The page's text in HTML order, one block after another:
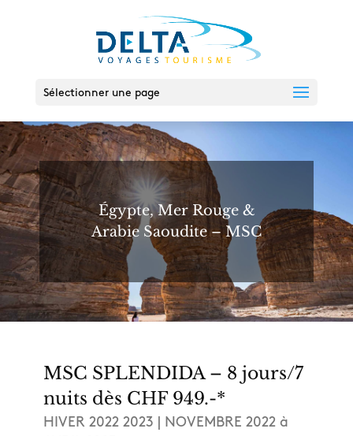
Sélectionner une page
Égypte, Mer Rouge &
Arabie Saoudite – MSC
MSC SPLENDIDA – 8 jours/7
nuits dès CHF 949.-*
HIVER 2022 2023 | NOVEMBRE 2022 à